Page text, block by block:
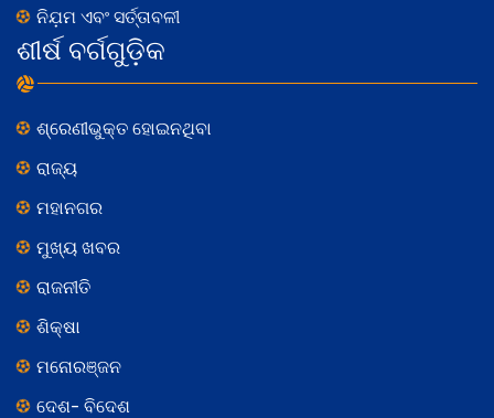
ନିଯ଼ମ ଏବଂ ସର୍ତ୍ତାବଳୀ
ଶୀର୍ଷ ବର୍ଗଗୁଡ଼ିକ
ଶ୍ରେଣୀଭୁକ୍ତ ହୋଇନଥିବା
ରାଜ୍ୟ
ମହାନଗର
ମୁଖ୍ୟ ଖବର
ରାଜନୀତି
ଶିକ୍ଷା
ମନୋରଞ୍ଜନ
ଦେଶ- ବିଦେଶ